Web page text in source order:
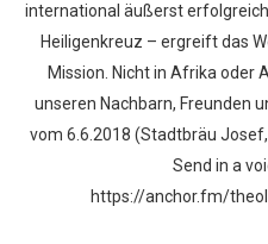
international äußerst
Heiligenkreuz – ergreift das
Mission. Nicht in Afrika oder
unseren Nachbarn, Freunden
vom 6.6.2018 (Stadtbräu
Send in a
https://anchor.fm/